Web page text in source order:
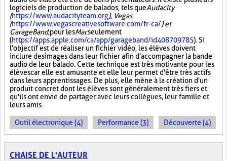
logiciels de production de balados, tels queAudacity
(https://www.audacityteam.org), Vegas
(https://www.vegascreativesoftware.com/fr-ca/) et
GarageBand,pour lesMacseulement
(https://apps.apple.com/ca/app/garageband/id408709785). Si
l'objectif est de réaliser un fichier vidéo, les élèves doivent
inclure des images dans leur fichier afin d'accompagner la bande
audio de leur balado. Cette technique est très motivante pour les
élèves car elle est amusante et elle leur permet d'être très actifs
dans leurs apprentissages. De plus, elle mène à la création d'un
produit concret dont les élèves sont généralement très fiers et
qu'ils ont envie de partager avec leurs collègues, leur famille et
leurs amis.
Outil électronique (4) Performance (3) Découverte (4)
CHAISE DE L'AUTEUR